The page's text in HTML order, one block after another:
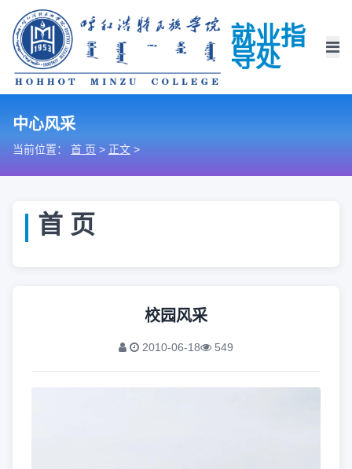
就业指
导处
中心风采
当前位置： 首 页 > 正文 >
首 页
校园风采
2010-06-18 549